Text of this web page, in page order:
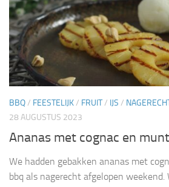
BBQ/ FEESTELIJK/ FRUIT/ IJS /
28 AUGUSTUS 2023
Ananas met cognac en
We hadden gebakken ananas met
bbq als nagerecht afgelopen